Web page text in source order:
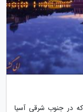
در جنوب شرقی آسیا